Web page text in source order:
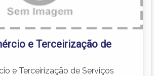
e Terceirização de
e Terceirização de Serviços